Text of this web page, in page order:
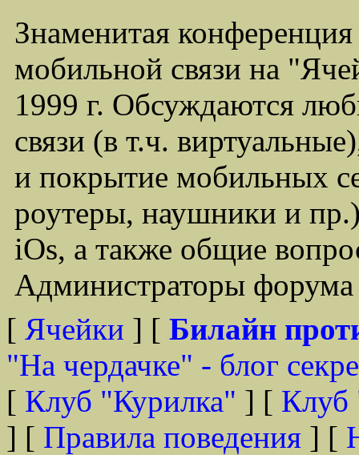
Знаменитая
мобильной связи на
1999 г. Обсуждаются
связи (в т.ч.
и покрытие мобильных
роутеры, наушники и
iOs, а также общие
Администраторы
[ Ячейки ] [ Билайн
"На чердачке" - блог
[ Клуб "Курилка" ] [ Клуб
] [ Правила поведения ] [